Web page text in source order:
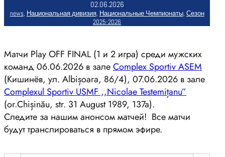
02.06.2026
news, Национальная дивизия, Национальные Чемпионаты, Сезон
2025-2026
Матчи Play OFF FINAL (1 и 2 игра) среди мужских
команд 06.06.2026 в залеComplex Sportiv ASEM
(Кишинёв, ул. Albișoara, 86/4), 07.06.2026 в зале
Complexul Sportiv USMF ,,Nicolae Testemițanu”
(or.Chișinău, str. 31 August 1989, 137a).
Следите за нашим анонсом матчей! Все матчи
будут транслироваться в прямом эфире.